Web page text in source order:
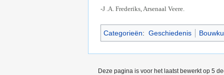
-J .A. Frederiks, Arsenaal Veere.
Categorieën: Geschiedenis
Deze pagina is voor het laatst bewerkt op 5